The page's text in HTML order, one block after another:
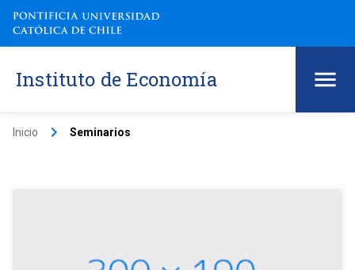
Instituto de Economía
Inicio keyboard_arrow_right Seminarios